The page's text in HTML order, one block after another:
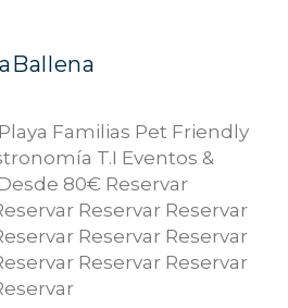
Familias Pet Friendly
T.I Eventos &
80€ Reservar
Reservar Reservar
Reservar Reservar
Reservar Reservar